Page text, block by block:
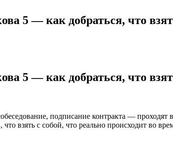
5 — как добраться, что
5 — как добраться, что
подписание контракта — проходят
что взять с собой, что реально происходит во